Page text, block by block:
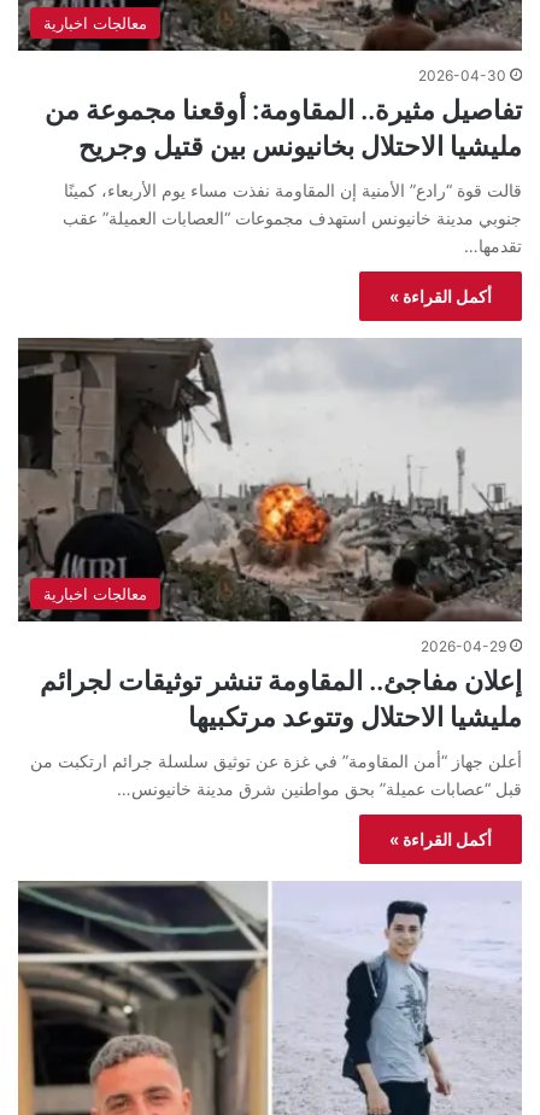
معالجات اخبارية
2026-04-30
تفاصيل مثيرة.. المقاومة: أوقعنا مجموعة من
مليشيا الاحتلال بخانيونس بين قتيل وجريح
قالت قوة “رادع” الأمنية إن المقاومة نفذت مساء يوم الأربعاء، كمينًا
جنوبي مدينة خانيونس استهدف مجموعات “العصابات العميلة” عقب
تقدمها…
أكمل القراءة »
معالجات اخبارية
2026-04-29
إعلان مفاجئ.. المقاومة تنشر توثيقات لجرائم
مليشيا الاحتلال وتتوعد مرتكبيها
أعلن جهاز “أمن المقاومة” في غزة عن توثيق سلسلة جرائم ارتكبت من
قبل “عصابات عميلة” بحق مواطنين شرق مدينة خانيونس…
أكمل القراءة »